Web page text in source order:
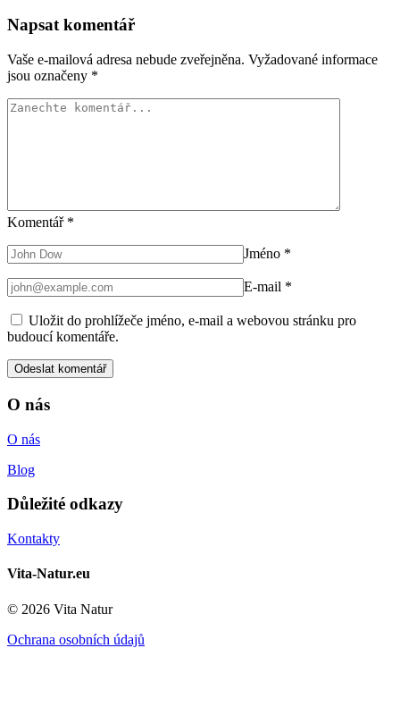
Napsat komentář
Vaše e-mailová adresa nebude zveřejněna. Vyžadované informace
jsou označeny *
Komentář *
Jméno *
E-mail *
Uložit do prohlížeče jméno, e-mail a webovou stránku pro
budoucí komentáře.
O nás
O nás
Blog
Důležité odkazy
Kontakty
Vita-Natur.eu
© 2026 Vita Natur
Ochrana osobních údajů